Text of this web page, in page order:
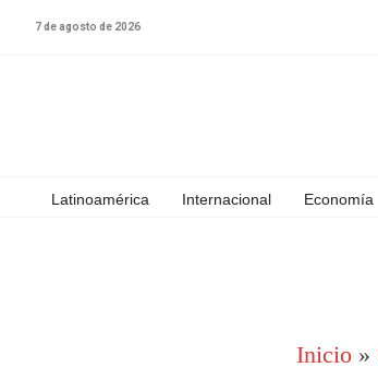
7 de agosto de 2026
Latinoamérica Internacional Economía
Inicio